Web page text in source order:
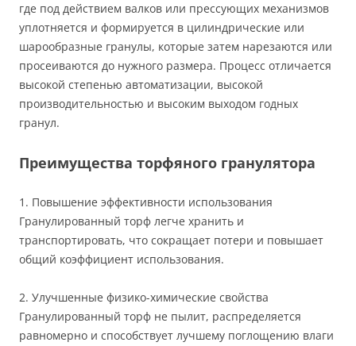
где под действием валков или прессующих механизмов
уплотняется и формируется в цилиндрические или
шарообразные гранулы, которые затем нарезаются или
просеиваются до нужного размера. Процесс отличается
высокой степенью автоматизации, высокой
производительностью и высоким выходом годных
гранул.
Преимущества торфяного гранулятора
1. Повышение эффективности использования
Гранулированный торф легче хранить и
транспортировать, что сокращает потери и повышает
общий коэффициент использования.
2. Улучшенные физико-химические свойства
Гранулированный торф не пылит, распределяется
равномерно и способствует лучшему поглощению влаги